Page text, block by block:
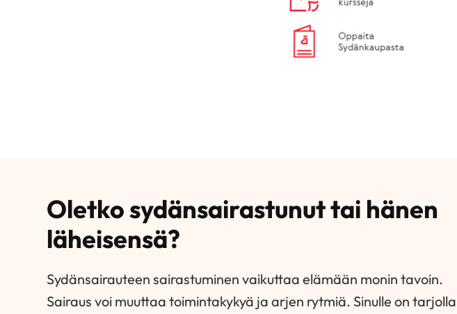
Oletko sydänsairastunut tai hänen
läheisensä?
Sydänsairauteen sairastuminen vaikuttaa elämään monin tavoin.
Sairaus voi muuttaa toimintakykyä ja arjen rytmiä. Sinulle on tarjolla